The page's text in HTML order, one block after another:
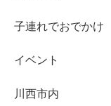
子連れでおでかけ
イベント
川西市内